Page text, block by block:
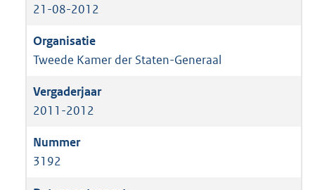
21-08-2012
Tweede Kamer der Staten-Generaal
2011-2012
3192